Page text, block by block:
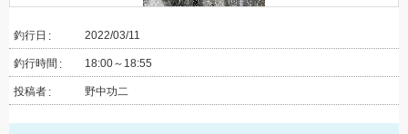
釣行日 2022/03/11
釣行時間 18:00～18:55
投稿者 野中功二